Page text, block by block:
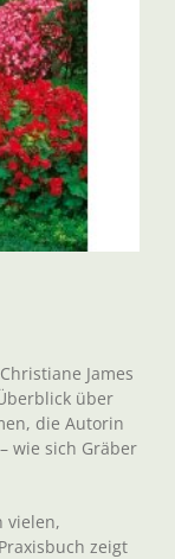
James
über
die Autorin
wie sich Gräber
vielen,
zeigt